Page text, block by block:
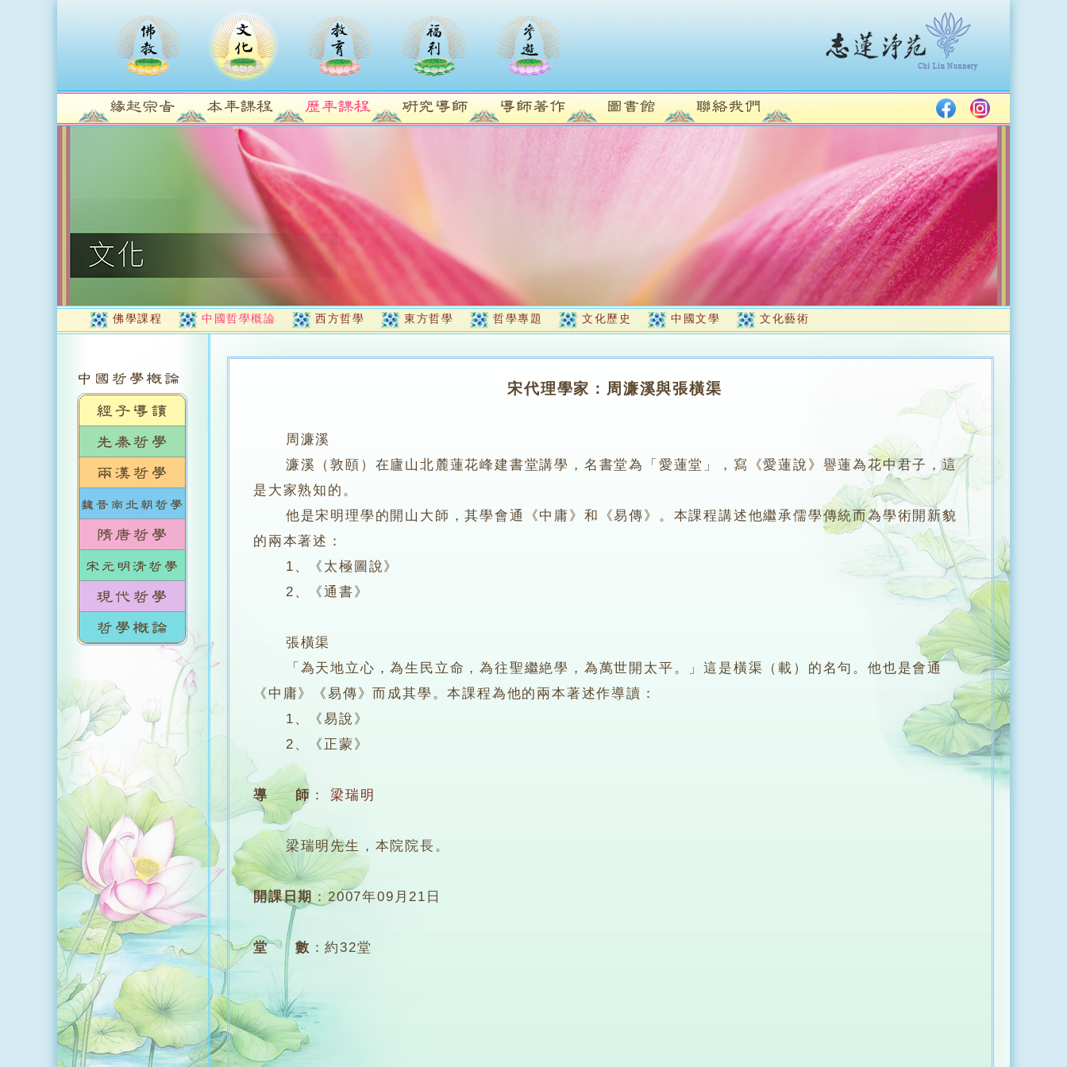
佛學課程 中國哲學概論 西方哲學 東方哲學 哲學專題 文化歷史 中國文學 文化藝術
宋代理學家：周濂溪與張橫渠
周濂溪
濂溪（敦頤）在廬山北麓蓮花峰建書堂講學，名書堂為「愛蓮堂」，寫《愛蓮說》譽蓮為花中君子，這
是大家熟知的。
他是宋明理學的開山大師，其學會通《中庸》和《易傳》。本課程講述他繼承儒學傳統而為學術開新貌
的兩本著述：
1、《太極圖說》
2、《通書》
張橫渠
「為天地立心，為生民立命，為往聖繼絶學，為萬世開太平。」這是橫渠（載）的名句。他也是會通
《中庸》《易傳》而成其學。本課程為他的兩本著述作導讀：
1、《易說》
2、《正蒙》
導 師 ： 梁瑞明
梁瑞明先生，本院院長。
開課日期 ：2007年09月21日
堂 數 ：約32堂